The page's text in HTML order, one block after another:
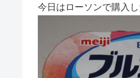
今日はローソンで購入